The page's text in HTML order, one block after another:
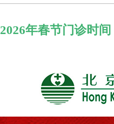
2026年春节门诊时间